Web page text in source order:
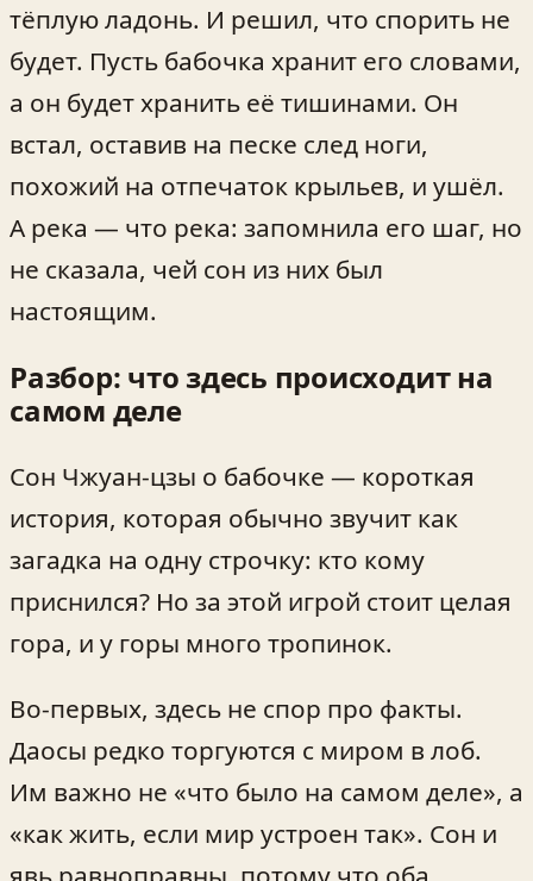
тёплую ладонь. И решил, что спорить не
будет. Пусть бабочка хранит его словами,
а он будет хранить её тишинами. Он
встал, оставив на песке след ноги,
похожий на отпечаток крыльев, и ушёл.
А река — что река: запомнила его шаг, но
не сказала, чей сон из них был
настоящим.
Разбор: что здесь происходит на
самом деле
Сон Чжуан-цзы о бабочке — короткая
история, которая обычно звучит как
загадка на одну строчку: кто кому
приснился? Но за этой игрой стоит целая
гора, и у горы много тропинок.
Во‑первых, здесь не спор про факты.
Даосы редко торгуются с миром в лоб.
Им важно не «что было на самом деле», а
«как жить, если мир устроен так». Сон и